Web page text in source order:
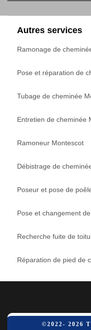
Autres services
Ramonage de
Pose et réparation de
Tubage de cheminée
Entretien de cheminée
Ramoneur Montescot
Débistrage de
Poseur et pose de
Pose et changement
Recherche fuite de
Réparation de pied de
©2022- 2026